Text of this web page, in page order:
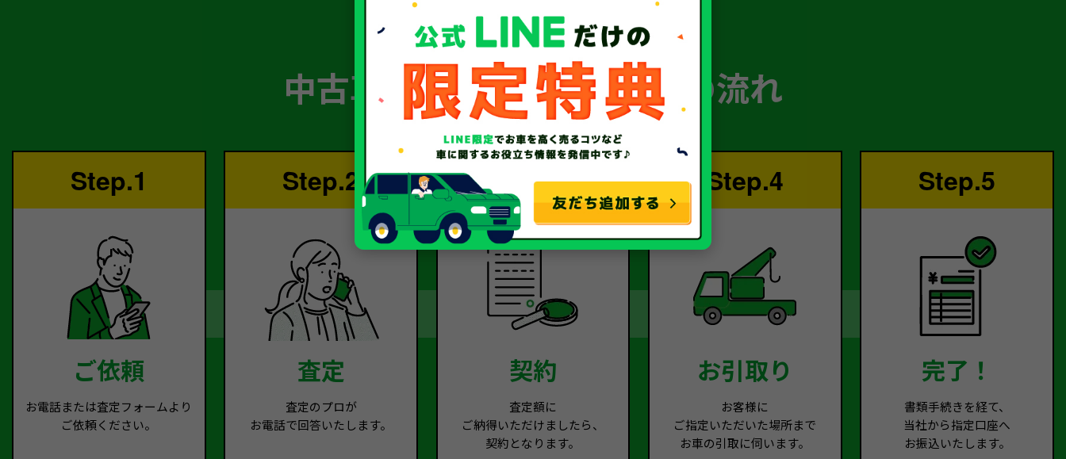
簡単 5ステップ！
中古車・廃車・事故車買取の流れ
Step.1
ご依頼
お電話または査定フォームより
ご依頼ください。
Step.2
査定
査定のプロが
お電話で回答いたします。
Step.3
契約
査定額に
ご納得いただけましたら、
契約となります。
Step.4
お引取り
お客様に
ご指定いただいた場所まで
お車の引取に伺います。
Step.5
完了！
書類手続きを経て、
当社から指定口座へ
お振込いたします。